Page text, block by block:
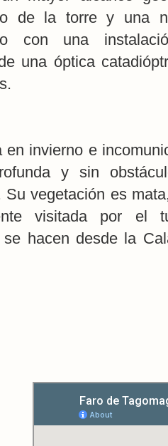
de la torre y una
con una
una óptica
en invierno e
y sin
Su vegetación es
visitada por el
se hacen desde la